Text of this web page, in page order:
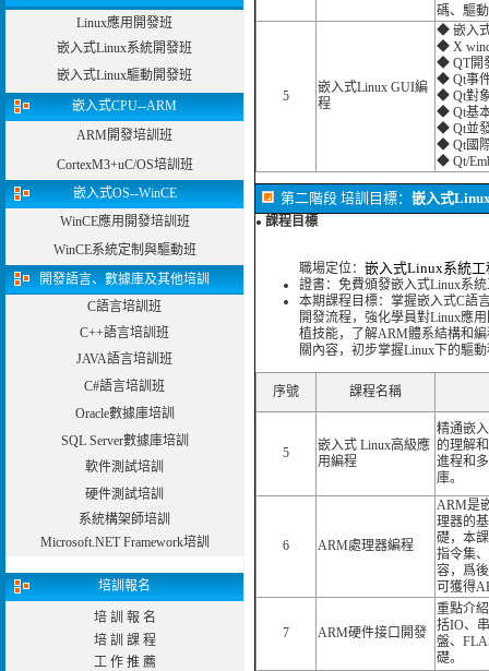
Linux應用開發班
嵌入式Linux系統開發班
嵌入式Linux驅動開發班
嵌入式CPU--ARM
ARM開發培訓班
CortexM3+uC/OS培訓班
嵌入式OS--WinCE
WinCE應用開發培訓班
WinCE系統定制與驅動班
開發語言、數據庫及其他培訓
C語言培訓班
C++語言培訓班
JAVA語言培訓班
C#語言培訓班
Oracle數據庫培訓
SQL Server數據庫培訓
軟件測試培訓
硬件測試培訓
系統構架師培訓
Microsoft.NET Framework培訓
培訓報名
培 訓 報 名
培 訓 課 程
工 作 推 薦
碼、驅
5
嵌入式Linux GUI編
程
◆ 嵌入
◆ X
◆ QT開
◆ Qt事
◆ Qt對
◆ Qt基
◆ Qt並
◆ Qt國
◆ Qt/
第二階段 培訓目標： 嵌入式
● 課程目標
職場定位： 嵌入式Linux系統工
證書：免費頒發嵌入式Linux系
本期課程目標：掌握嵌入式C語
開發流程，強化學員對Linux應
植技能，了解ARM體系結構和
關內容，初步掌握Linux下的驅
序號 課程名稱
5
嵌入式 Linux高級應
用編程
精通嵌
的理解
進程和
庫。
6 ARM處理器編程
ARM是
理器的
礎，本
指令集
容，爲
可獲得
7 ARM硬件接口開發
重點介
括IO、
盤、
礎。